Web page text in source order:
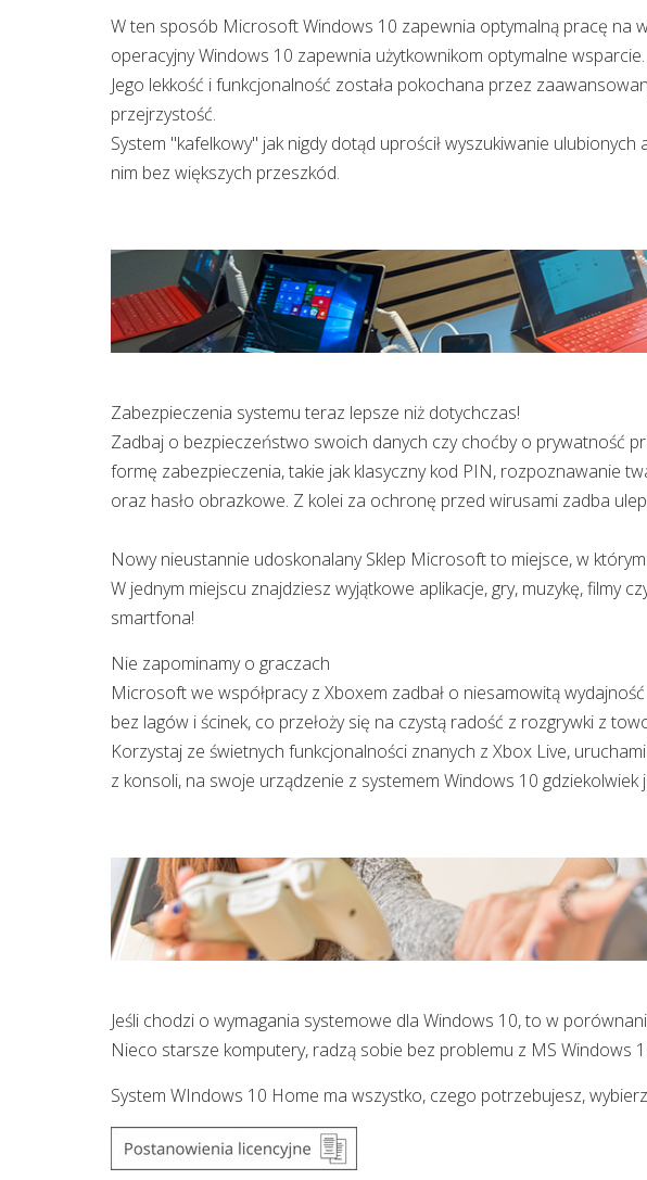
W ten sposób Microsoft Windows 10 zapewnia optymalną pracę na
operacyjny Windows 10 zapewnia użytkownikom optymalne
Jego lekkość i funkcjonalność została pokochana przez
przejrzystość.
System "kafelkowy" jak nigdy dotąd uprościł wyszukiwanie
nim bez większych przeszkód.
Zabezpieczenia systemu teraz lepsze niż dotychczas!
Zadbaj o bezpieczeństwo swoich danych czy choćby o prywatność
formę zabezpieczenia, takie jak klasyczny kod PIN, rozpoznawanie
oraz hasło obrazkowe. Z kolei za ochronę przed wirusami zadba
Nowy nieustannie udoskonalany Sklep Microsoft to miejsce, w
W jednym miejscu znajdziesz wyjątkowe aplikacje, gry, muzykę,
smartfona!
Nie zapominamy o graczach
Microsoft we współpracy z Xboxem zadbał o niesamowitą
bez lagów i ścinek, co przełoży się na czystą radość z rozgrywki z
Korzystaj ze świetnych funkcjonalności znanych z Xbox Live,
z konsoli, na swoje urządzenie z systemem Windows 10 gdziekolwiek
Jeśli chodzi o wymagania systemowe dla Windows 10, to w
Nieco starsze komputery, radzą sobie bez problemu z MS Windows
System WIndows 10 Home ma wszystko, czego potrzebujesz,